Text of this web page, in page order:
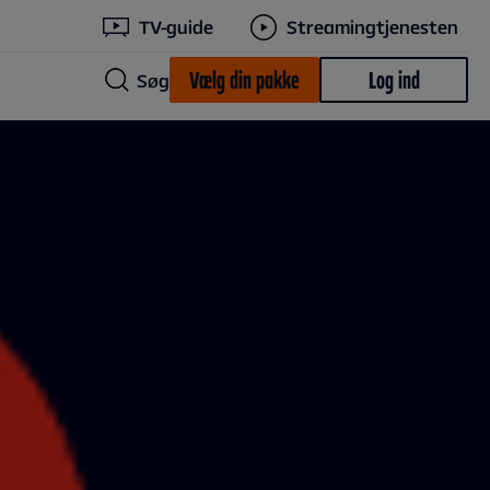
TV-guide Streamingtjenesten
Søg Vælg din pakke Log ind